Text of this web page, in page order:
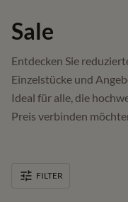
Sale
Entdecken Sie
Einzelstücke und
Ideal für alle, die
Preis verbinden
FILTER